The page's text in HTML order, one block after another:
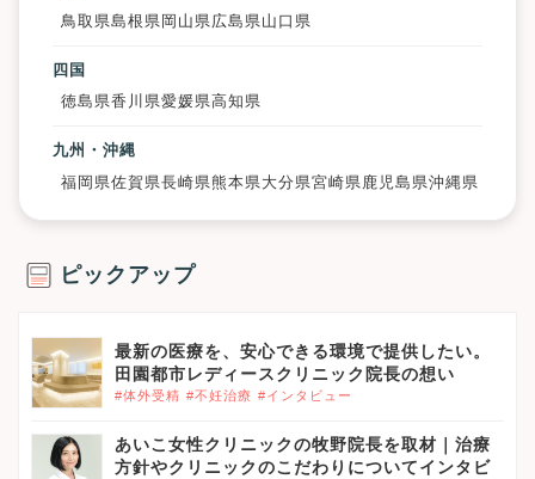
鳥取県島根県 岡山県 広島県 山口県
四国
徳島県香川県愛媛県高知県
九州・沖縄
福岡県佐賀県長崎県 熊本県 大分県宮崎県 鹿児島県沖縄県
ピックアップ
最新の医療を、安心できる環境で提供したい。
田園都市レディースクリニック院長の想い
#体外受精 #不妊治療 #インタビュー
あいこ女性クリニックの牧野院長を取材｜治療
方針やクリニックのこだわりについてインタビ